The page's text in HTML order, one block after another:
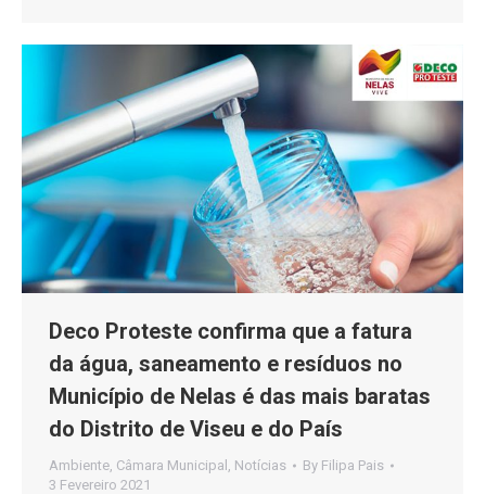
Deco Proteste confirma que a fatura
da água, saneamento e resíduos no
Município de Nelas é das mais baratas
do Distrito de Viseu e do País
Ambiente Câmara Municipal Notícias By Filipa Pais
3 Fevereiro 2021